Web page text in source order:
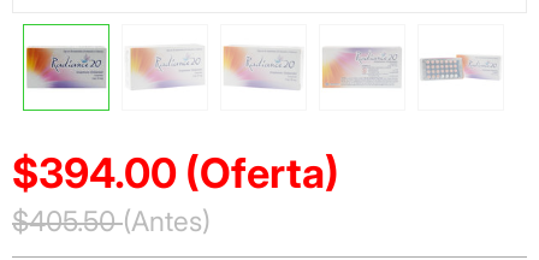
$394.00 (Oferta)
Precio reducido de
$405.50(Antes)